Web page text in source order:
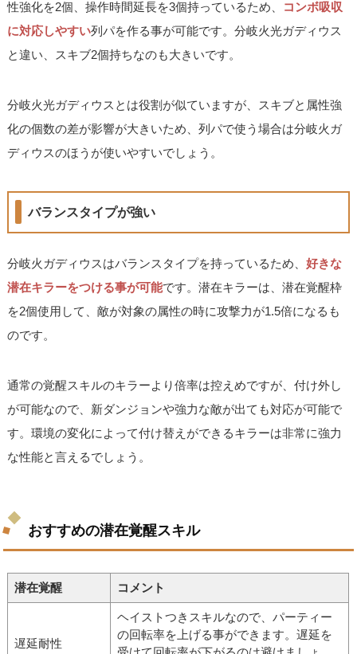
性強化を2個、操作時間延長を3個持っているため、 コンボ吸収
に対応しやすい列パを作る事が可能です。分岐火光ガディウス
と違い、スキブ2個持ちなのも大きいです。
分岐火光ガディウスとは役割が似ていますが、スキブと属性強
化の個数の差が影響が大きいため、列パで使う場合は分岐火ガ
ディウスのほうが使いやすいでしょう。
バランスタイプが強い
分岐火ガディウスはバランスタイプを持っているため、好きな
潜在キラーをつける事が可能です。潜在キラーは、潜在覚醒枠
を2個使用して、敵が対象の属性の時に攻撃力が1.5倍になるも
のです。
通常の覚醒スキルのキラーより倍率は控えめですが、付け外し
が可能なので、新ダンジョンや強力な敵が出ても対応が可能で
す。環境の変化によって付け替えができるキラーは非常に強力
な性能と言えるでしょう。
おすすめの潜在覚醒スキル
潜在覚醒 コメント
遅延耐性
ヘイストつきスキルなので、パーティー
の回転率を上げる事ができます。遅延を